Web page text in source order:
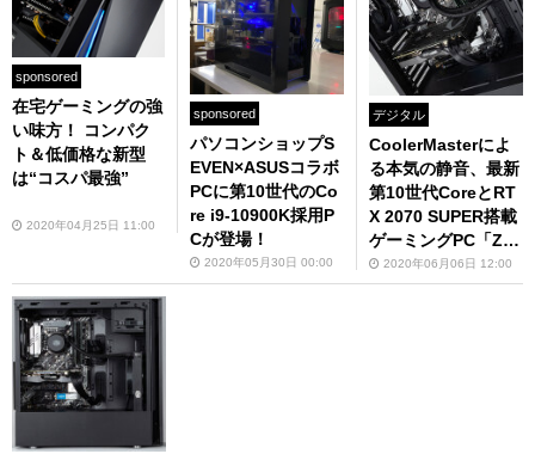
sponsored
在宅ゲーミングの強
い味方！ コンパク
ト＆低価格な新型
は“コスパ最強”
2020年04月25日 11:00
sponsored
パソコンショップS
EVEN×ASUSコラボ
PCに第10世代のCo
re i9-10900K採用P
Cが登場！
2020年05月30日 00:00
デジタル
CoolerMasterによ
る本気の静音、最新
第10世代CoreとRT
X 2070 SUPER搭載
ゲーミングPC「ZE
FT GS600」
2020年06月06日 12:00